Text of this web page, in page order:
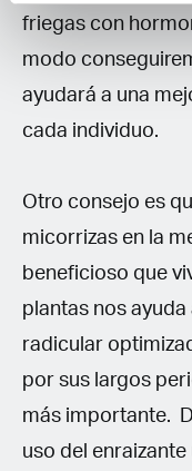
friegas con
modo
ayudará a una
cada individuo.
Otro consejo es
micorrizas en la
beneficioso que
plantas nos
radicular
por sus largos
más importante.
uso del